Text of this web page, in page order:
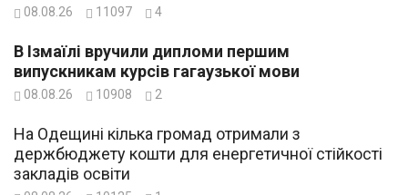
08.08.26 11097 4
В Ізмаїлі вручили дипломи першим
випускникам курсів гагаузької мови
08.08.26 10908 2
На Одещині кілька громад отримали з
держбюджету кошти для енергетичної стійкості
закладів освіти